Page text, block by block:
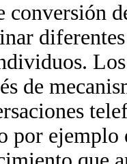
conversión
de
por